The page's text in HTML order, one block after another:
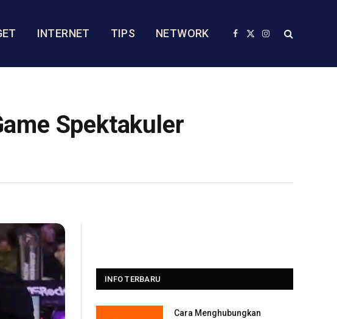
INTERNET TIPS NETWORK Facebook
X
Instagram
Spektakuler
INFO TERBARU
Cara Menghubungkan